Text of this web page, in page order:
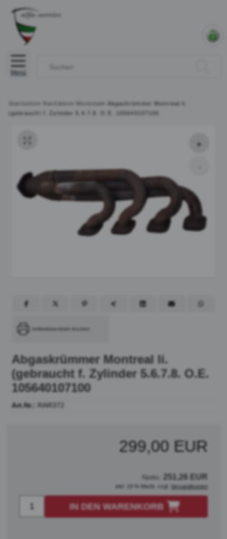
Menü
Startseite » Raritäten » Montreal »
Abgaskrümmer Montreal li.
(gebraucht f. Zylinder 5.6.7.8. O.E. 105640107100
Artikeldatenblatt drucken
Abgaskrümmer Montreal li.
(gebraucht f. Zylinder 5.6.7.8. O.E.
105640107100
Art.Nr.: RAR372
299,00 EUR
Netto: 251,26 EUR
inkl. 19 % MwSt. zzgl. Versandkosten
IN DEN WARENKORB